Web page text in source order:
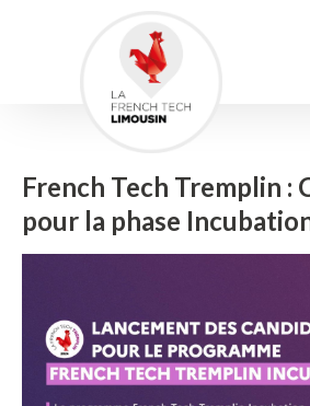
French Tech Tremplin :
pour la phase